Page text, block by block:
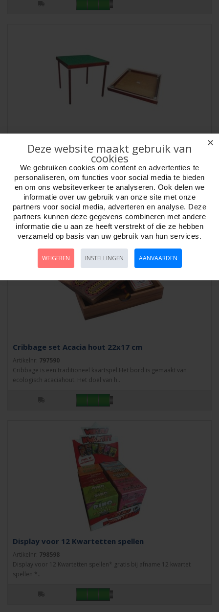
Bridgetafel 79x79 cm. poten inklapbaar * op
bestelling *
Artikelnr:759503
Bridgetafel 79 x 79 x 73 cm. Bruin gelakt hout, bekleed met groen
viltstof. Poten inklapbaar. Van br..
Week ?
Cribbage set Acacia hout 22x17 cm
Artikelnr: 797590
Cribbage is een traditioneel kaartspel.Het bord is gemaakt van
ecologisch acaciahout. Het doel van h..
Display voor 12 Kwartetten spellen
Artikelnr: 798598
Display voor 12 Kwartetten spellen* gratis bij afname 12 kwartet
spellen *..
✕
Deze website maakt gebruik van
cookies
We gebruiken cookies om content en advertenties te
personaliseren, om functies voor social media te bieden
en om ons websiteverkeer te analyseren. Ook delen we
informatie over uw gebruik van onze site met onze
partners voor social media, adverteren en analyse. Deze
partners kunnen deze gegevens combineren met andere
informatie die u aan ze heeft verstrekt of die ze hebben
verzameld op basis van uw gebruik van hun services.
WEIGEREN INSTELLINGEN AANVAARDEN